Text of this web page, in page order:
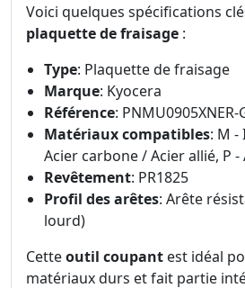
Voici quelques spécifications
plaquette de fraisage :
Type: Plaquette de fraisage
Marque: Kyocera
Référence: PNMU0905XNER-
Matériaux compatibles: M -
Acier carbone / Acier allié, P
Revêtement: PR1825
Profil des arêtes: Arête
lourd)
Cetteoutil coupant est idéal
matériaux durs et fait partie